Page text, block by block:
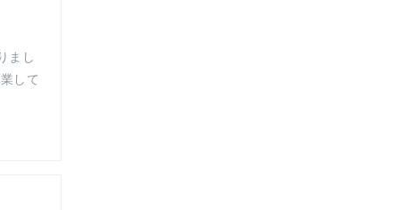
まし
して